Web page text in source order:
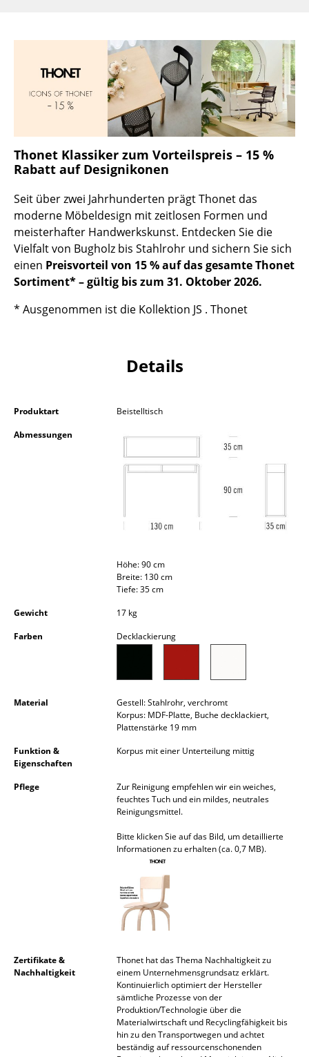
Beistell- & Rollcontainer
Barmöbel
Garderoben
Einzelteile
... alle Aufbewahrungsmöbel
Licht
Hängeleuchten & Deckenleuchten
Tischleuchten
Schreibtischleuchten
Spiegel
Figuren & Miniaturen
Aufbewahrungsboxen
Kissen
... alle Accessoires
Thonet Klassiker zum Vorteilspreis – 15 %
Rabatt auf Designikonen
Seit über zwei Jahrhunderten prägt Thonet das
moderne Möbeldesign mit zeitlosen Formen und
meisterhafter Handwerkskunst. Entdecken Sie die
Vielfalt von Bugholz bis Stahlrohr und sichern Sie sich
einen Preisvorteil von 15 % auf das gesamte Thonet
Sortiment* – gültig bis zum 31. Oktober 2026.
* Ausgenommen ist die Kollektion JS . Thonet
Details
Produktart
Beistelltisch
Abmessungen
Höhe: 90 cm
Breite: 130 cm
Tiefe: 35 cm
Gewicht
17 kg
Farben
Decklackierung
Material
Gestell: Stahlrohr, verchromt
Korpus: MDF-Platte, Buche decklackiert,
Plattenstärke 19 mm
Funktion &
Eigenschaften
Korpus mit einer Unterteilung mittig
Pflege
Zur Reinigung empfehlen wir ein weiches,
feuchtes Tuch und ein mildes, neutrales
Reinigungsmittel.
Bitte klicken Sie auf das Bild, um detaillierte
Informationen zu erhalten (ca. 0,7 MB).
Zertifikate &
Nachhaltigkeit
Thonet hat das Thema Nachhaltigkeit zu
einem Unternehmensgrundsatz erklärt.
Kontinuierlich optimiert der Hersteller
sämtliche Prozesse von der
Produktion/Technologie über die
Materialwirtschaft und Recyclingfähigkeit bis
hin zu den Transportwegen und achtet
beständig auf ressourcenschonenden